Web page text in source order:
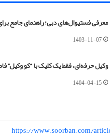
معرفی فستیوال‌های دبی؛ راهنمای جامع
1403-11-07
وکیل حرفه‌ای، فقط یک کلیک با “کو وکیل”
1404-04-15
https://www.soorban.com/